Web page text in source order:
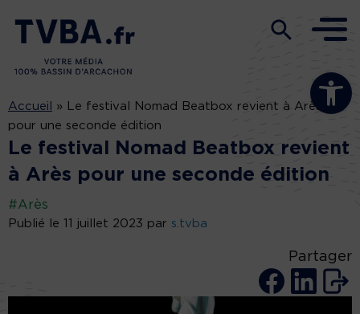
Ouvrir la
Accueil »
Le festival Nomad Beatbox revient à Arès
pour une seconde édition
Le festival Nomad Beatbox revient
à Arès pour une seconde édition
#Arès
Publié le 11 juillet 2023 par s.tvba
Partager